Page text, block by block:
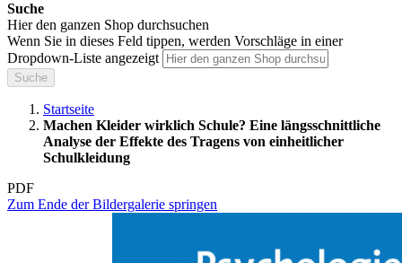
Suche
Hier den ganzen Shop durchsuchen
Wenn Sie in dieses Feld tippen, werden Vorschläge in einer
Dropdown-Liste angezeigt
Suche
Startseite
Machen Kleider wirklich Schule? Eine längsschnittliche
Analyse der Effekte des Tragens von einheitlicher
Schulkleidung
PDF
Zum Ende der Bildergalerie springen